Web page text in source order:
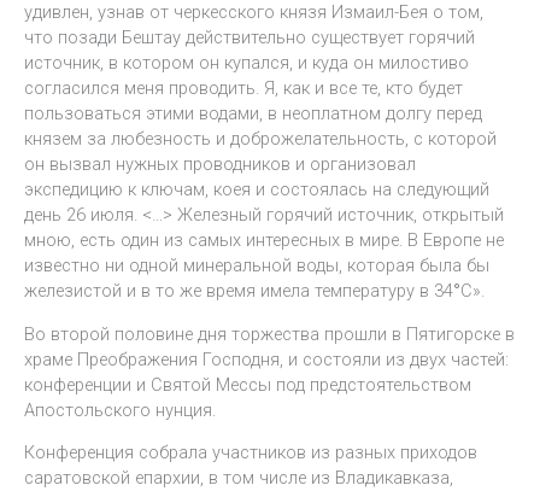
удивлен, узнав от черкесского князя Измаил-Бея о том,
что позади Бештау действительно существует горячий
источник, в котором он купался, и куда он милостиво
согласился меня проводить. Я, как и все те, кто будет
пользоваться этими водами, в неоплатном долгу перед
князем за любезность и доброжелательность, с которой
он вызвал нужных проводников и организовал
экспедицию к ключам, коея и состоялась на следующий
день 26 июля. <…> Железный горячий источник, открытый
мною, есть один из самых интересных в мире. В Европе не
известно ни одной минеральной воды, которая была бы
железистой и в то же время имела температуру в 34°С».
Во второй половине дня торжества прошли в Пятигорске в
храме Преображения Господня, и состояли из двух частей:
конференции и Святой Мессы под предстоятельством
Апостольского нунция.
Конференция собрала участников из разных приходов
саратовской епархии, в том числе из Владикавказа,